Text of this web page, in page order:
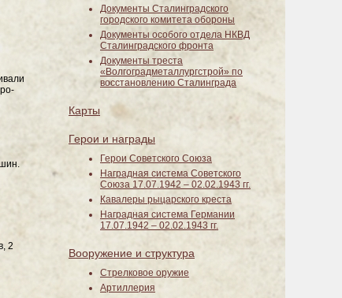
2
Документы Сталинградского
городского комитета обороны
Документы особого отдела НКВД
Сталинградского фронта
Документы треста
«Волгоградметаллургстрой» по
восстановлению Сталинграда
Карты
Герои и награды
Герои Советского Союза
Наградная система Советского
Союза 17.07.1942 – 02.02.1943 гг.
Кавалеры рыцарского креста
Наградная система Германии
17.07.1942 – 02.02.1943 гг.
Вооружение и структура
Стрелковое оружие
Артиллерия